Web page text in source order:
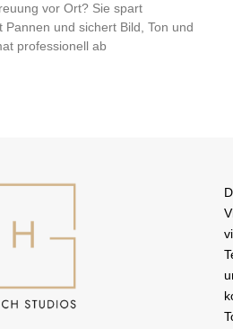
vor Ort? Sie spart
und sichert Bild, Ton und
professionell ab